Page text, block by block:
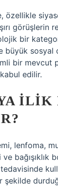
özellikle
görüşlerin
bir
büyük sosyal
bir mevcut
edilir.
ILIK
lenfoma,
bağışıklık
tedavisinde
şekilde